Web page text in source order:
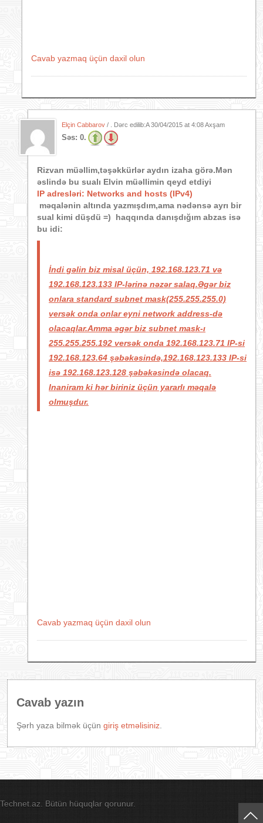
Cavab yazmaq üçün daxil olun
Elçin Cabbarov / . Dərc edilib:A30/04/2015 at 4:08 Axşam
Səs: 0.
Rizvan müəllim,təşəkkürlər aydın izaha görə.Mən
əslində bu sualı Elvin müəllimin qeyd etdiyi
IP adresləri: Networks and hosts (IPv4)
məqalənin altında yazmışdım,ama nədənsə ayrı bir
sual kimi düşdü =) haqqında danışdığım abzas isə
bu idi:
İndi gəlin biz misal üçün, 192.168.123.71 və
192.168.123.133 IP-lərinə nəzər salaq.Əgər biz
onlara standard subnet mask(255.255.255.0)
versək onda onlar eyni network address-də
olacaqlar.Amma əgər biz subnet mask-ı
255.255.255.192 versək onda 192.168.123.71 IP-si
192.168.123.64 şəbəkəsində,192.168.123.133 IP-si
isə 192.168.123.128 şəbəkəsində olacaq.
Inaniram ki hər biriniz üçün yararlı məqalə
olmuşdur.
Cavab yazmaq üçün daxil olun
Cavab yazın
Şərh yaza bilmək üçün giriş etməlisiniz
Technet.az. Bütün hüquqlar qorunur.